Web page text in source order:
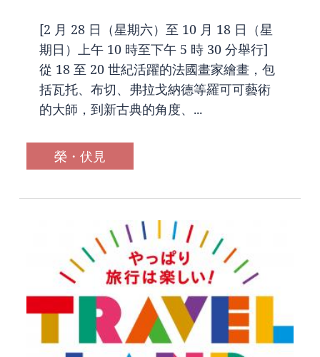
[2 月 28 日（星期六）至 10 月 18 日（星
期日）上午 10 時至下午 5 時 30 分舉行]
從 18 至 20 世紀活躍的法國畫家繪畫，包
括瓦托、布切、弗拉戈納德等羅可可藝術
的大師，到新古典的角度、...
榮・伏見